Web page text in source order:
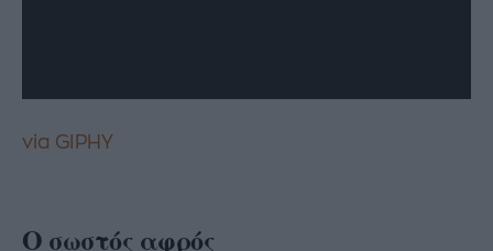
via GIPHY
Ο σωστός αφρός